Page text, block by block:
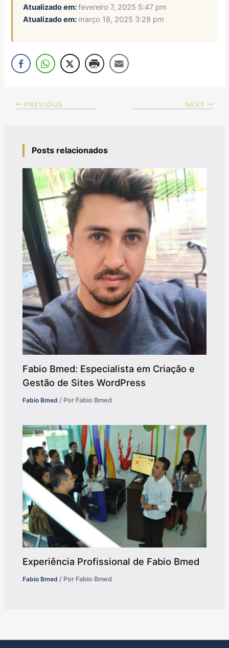
Atualizado em:fevereiro 7, 2025 5:47 pm
Atualizado em: março 18, 2025 3:28 pm
PREVIOUS NEXT
Posts relacionados
Fabio Bmed: Especialista em Criação e
Gestão de Sites WordPress
Fabio Bmed / Por Fabio Bmed
Experiência Profissional de Fabio Bmed
Fabio Bmed / Por Fabio Bmed